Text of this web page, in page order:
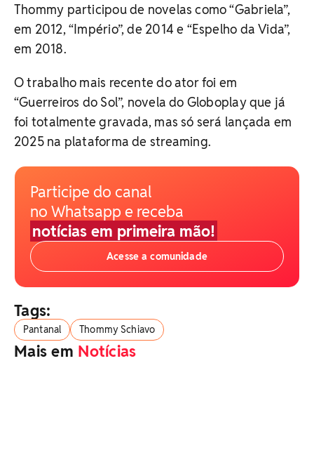
Thommy participou de novelas como “Gabriela”,
em 2012, “Império”, de 2014 e “Espelho da Vida”,
em 2018.
O trabalho mais recente do ator foi em
“Guerreiros do Sol”, novela do Globoplay que já
foi totalmente gravada, mas só será lançada em
2025 na plataforma de streaming.
Participe do canal
no Whatsapp e receba
notícias em primeira mão!
Acesse a comunidade
Tags:
Pantanal Thommy Schiavo
Mais em Notícias